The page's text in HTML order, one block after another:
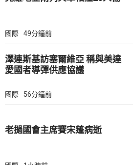
國際 49分鐘前
澤連斯基訪塞爾維亞 稱與美達
愛國者導彈供應協議
國際 56分鐘前
老撾國會主席賽宋蓬病逝